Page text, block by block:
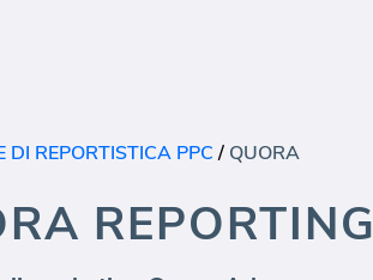
DI REPORTISTICA PPC/ QUORA
REPORTING